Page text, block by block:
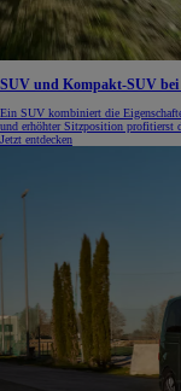
SUV und Kompakt-SUV bei
Ein SUV kombiniert die
und erhöhter Sitzposition profitierst
Jetzt entdecken